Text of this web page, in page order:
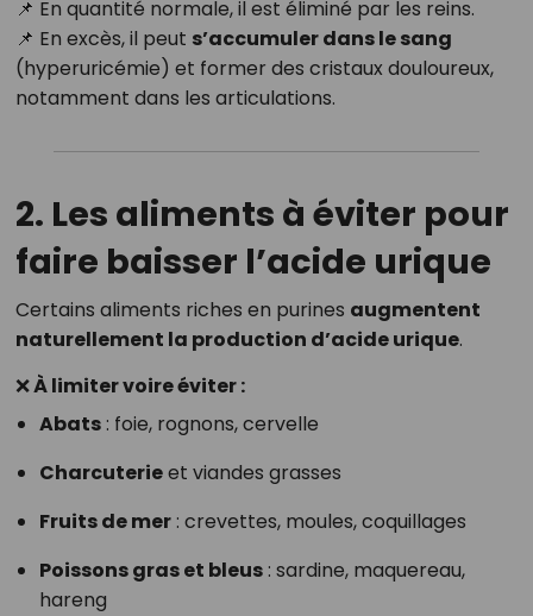
📌 En quantité normale, il est éliminé par les reins.
📌 En excès, il peut s’accumuler dans le sang
(hyperuricémie) et former des cristaux douloureux,
notamment dans les articulations.
2. Les aliments à éviter pour
faire baisser l’acide urique
Certains aliments riches en purines augmentent
naturellement la production d’acide urique.
❌ À limiter voire éviter :
Abats: foie, rognons, cervelle
Charcuterieet viandes grasses
Fruits de mer: crevettes, moules, coquillages
Poissons gras et bleus: sardine, maquereau,
hareng